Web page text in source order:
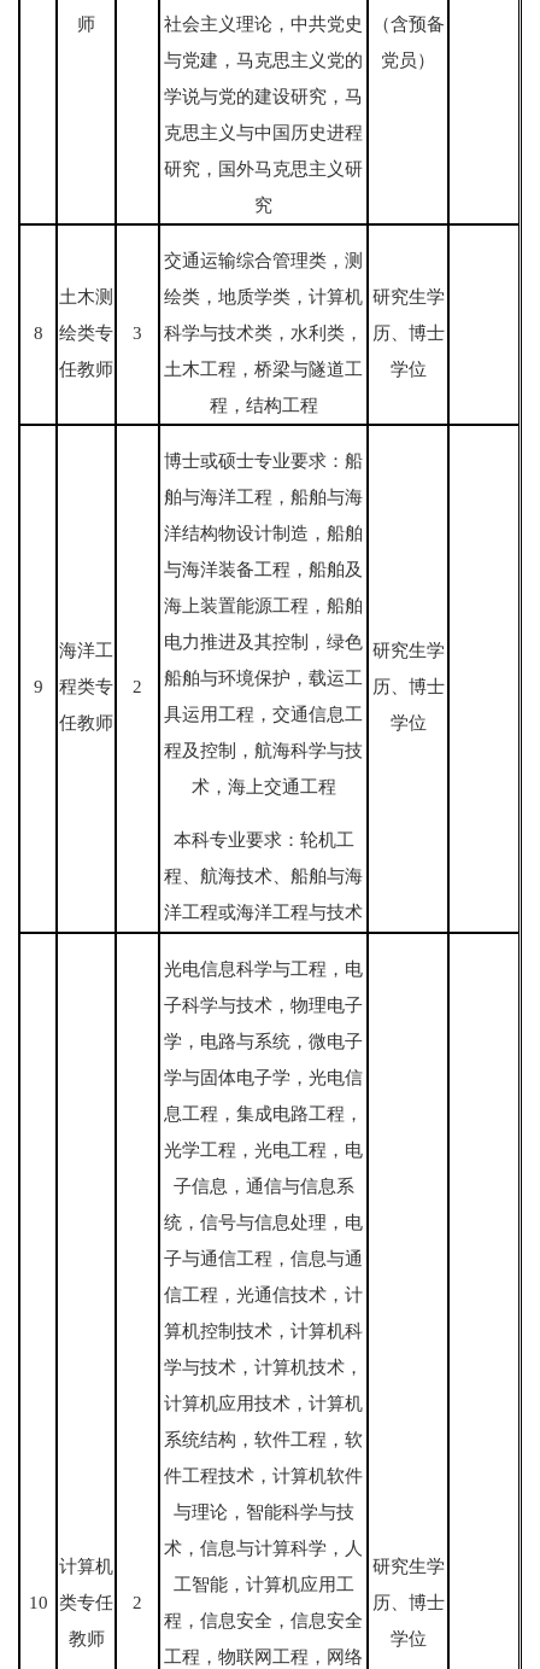
师
社会主义理论，中共党史
与党建，马克思主义党的
学说与党的建设研究，马
克思主义与中国历史进程
研究，国外马克思主义研
究
（含预备
党员）
8
土木测
绘类专
任教师
3
交通运输综合管理类，测
绘类，地质学类，计算机
科学与技术类，水利类，
土木工程，桥梁与隧道工
程，结构工程
研究生学
历、博士
学位
9
海洋工
程类专
任教师
2
博士或硕士专业要求：船
舶与海洋工程，船舶与海
洋结构物设计制造，船舶
与海洋装备工程，船舶及
海上装置能源工程，船舶
电力推进及其控制，绿色
船舶与环境保护，载运工
具运用工程，交通信息工
程及控制，航海科学与技
术，海上交通工程
本科专业要求：轮机工
程、航海技术、船舶与海
洋工程或海洋工程与技术
研究生学
历、博士
学位
10
计算机
类专任
教师
2
光电信息科学与工程，电
子科学与技术，物理电子
学，电路与系统，微电子
学与固体电子学，光电信
息工程，集成电路工程，
光学工程，光电工程，电
子信息，通信与信息系
统，信号与信息处理，电
子与通信工程，信息与通
信工程，光通信技术，计
算机控制技术，计算机科
学与技术，计算机技术，
计算机应用技术，计算机
系统结构，软件工程，软
件工程技术，计算机软件
与理论，智能科学与技
术，信息与计算科学，人
工智能，计算机应用工
程，信息安全，信息安全
工程，物联网工程，网络
研究生学
历、博士
学位